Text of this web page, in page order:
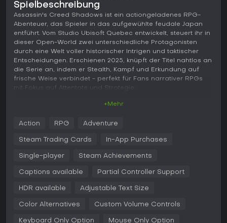
Spielbeschreibung
Assassin's Creed Shadows ist ein actiongeladenes RPG-
Abenteuer, das Spieler in das aufgewühlte feudale Japan
entführt. Vom Studio Ubisoft Quebec entwickelt, steuert ihr in
dieser Open-World zwei unterschiedliche Protagonisten
durch eine Welt voller historischer Intrigen und taktischer
Entscheidungen. Erschienen 2025, knüpft der Titel nahtlos an
die Serie an, indem er Stealth, Kampf und Erkundung auf
frische Weise verbindet - perfekt für Fans narrativer RPGs
mit Fokus auf Attentate und Strategie.
mächtigen Samurai-Krieger, um Missionen mit
Ausweichen und Präzision: Mit dem Greifhaken verbessert sie
und die Hidden Blade sorgt für lautlose Eliminierungen. Sie
bäuchlings durch enge Spalten oder taucht mit einem
Bambusrohr unter. Yasuke hingegen glänzt im direkten
Parrier-Combos und aufgeladene Hiebe. Beide teilen den
+Mehr
Action RPG Adventure
Steam Trading Cards In-App Purchases
Single-player Steam Achievements
Captions available Partial Controller Support
HDR available Adjustable Text Size
Color Alternatives Custom Volume Controls
Keyboard Only Option Mouse Only Option